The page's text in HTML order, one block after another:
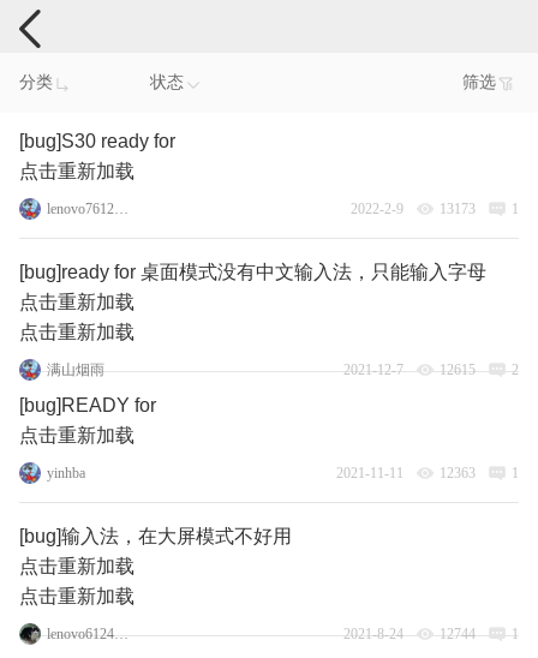
手机反馈
分类 状态 筛选
[bug]S30 ready for
点击重新加载
lenovo76129531 2022-2-9 13173 1
[bug]ready for 桌面模式没有中文输入法，只能输入字母
点击重新加载
点击重新加载
满山烟雨 2021-12-7 12615 2
[bug]READY for
点击重新加载
yinhba 2021-11-11 12363 1
[bug]输入法，在大屏模式不好用
点击重新加载
点击重新加载
lenovo61246067 2021-8-24 12744 1